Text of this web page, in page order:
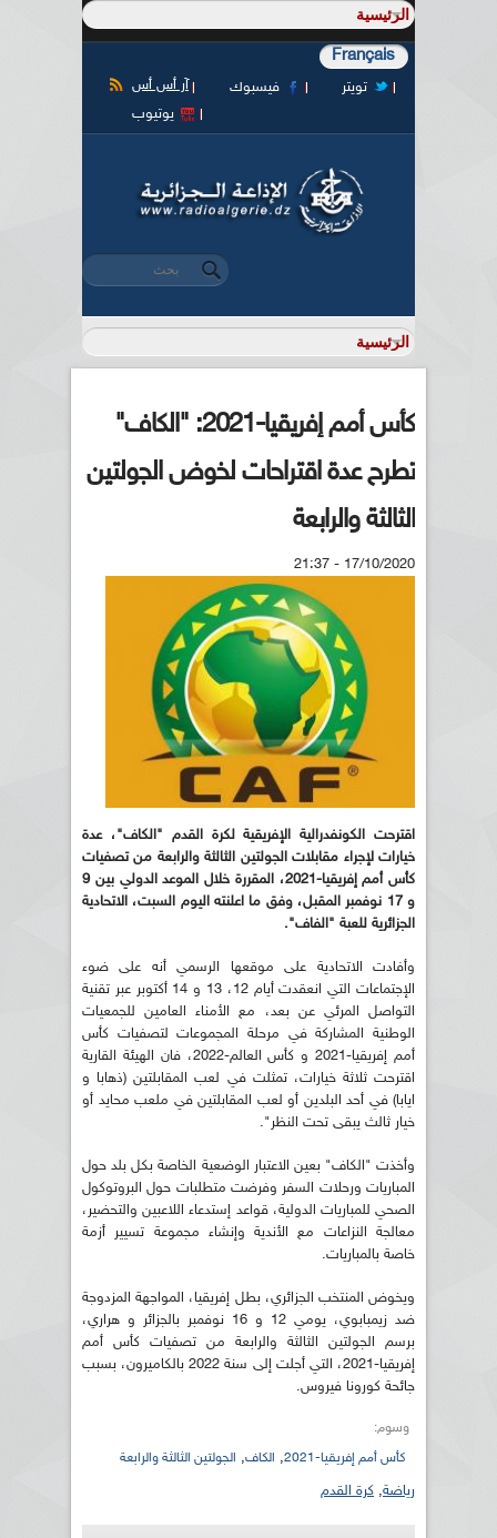
Français
آر أس أس فيسبوك
تويتر
يوتيوب
استمارة البحث
‏بحث ‏
كأس أمم إفريقيا-2021: "الكاف"
تطرح عدة اقتراحات لخوض الجولتين
الثالثة والرابعة
17/10/2020 - 21:37
اقترحت الكونفدرالية الإفريقية لكرة القدم "الكاف"، عدة
خيارات لإجراء مقابلات الجولتين الثالثة والرابعة من تصفيات
كأس أمم إفريقيا-2021، المقررة خلال الموعد الدولي بين 9
و 17 نوفمبر المقبل، وفق ما اعلنته اليوم السبت، الاتحادية
الجزائرية للعبة "الفاف".
وأفادت الاتحادية على موقعها الرسمي أنه على ضوء
الإجتماعات التي انعقدت أيام 12، 13 و 14 أكتوبر عبر تقنية
التواصل المرئي عن بعد، مع الأمناء العامين للجمعيات
الوطنية المشاركة في مرحلة المجموعات لتصفيات كأس
أمم إفريقيا-2021 و كأس العالم-2022، فان الهيئة القارية
اقترحت ثلاثة خيارات، تمثلت في لعب المقابلتين (ذهابا و
ايابا) في أحد البلدين أو لعب المقابلتين في ملعب محايد أو
خيار ثالث يبقى تحت النظر".
وأخذت "الكاف" بعين الاعتبار الوضعية الخاصة بكل بلد حول
المباريات ورحلات السفر وفرضت متطلبات حول البروتوكول
الصحي للمباريات الدولية، قواعد إستدعاء اللاعبين والتحضير،
معالجة النزاعات مع الأندية وإنشاء مجموعة تسيير أزمة
خاصة بالمباريات.
ويخوض المنتخب الجزائري، بطل إفريقيا، المواجهة المزدوجة
ضد زيمبابوي، يومي 12 و 16 نوفمبر بالجزائر و هراري،
برسم الجولتين الثالثة والرابعة من تصفيات كأس أمم
إفريقيا-2021، التي أجلت إلى سنة 2022 بالكاميرون، بسبب
جائحة كورونا فيروس.
وسوم:
كأس أمم إفريقيا-2021
, الكاف, الجولتين الثالثة والرابعة
رياضة, كرة القدم